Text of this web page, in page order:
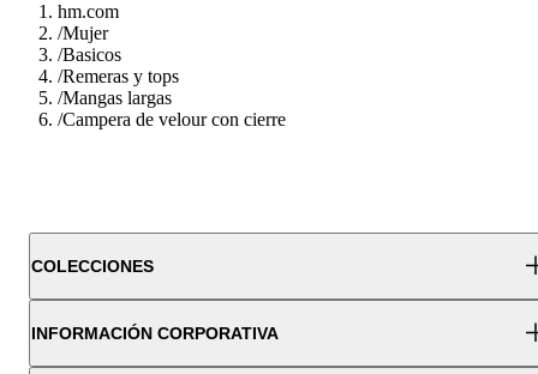
hm.com
/Mujer
/Basicos
/Remeras y tops
/Mangas largas
/Campera de velour con cierre
COLECCIONES
INFORMACIÓN CORPORATIVA